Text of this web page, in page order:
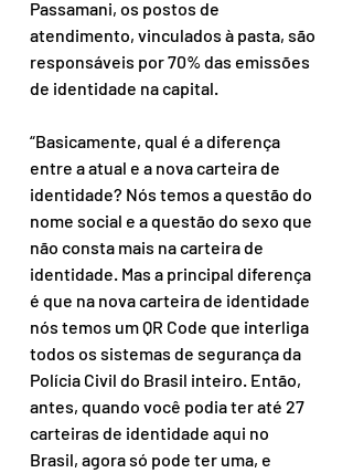
Passamani, os postos de
atendimento, vinculados à pasta, são
responsáveis por 70% das emissões
de identidade na capital.
“Basicamente, qual é a diferença
entre a atual e a nova carteira de
identidade? Nós temos a questão do
nome social e a questão do sexo que
não consta mais na carteira de
identidade. Mas a principal diferença
é que na nova carteira de identidade
nós temos um QR Code que interliga
todos os sistemas de segurança da
Polícia Civil do Brasil inteiro. Então,
antes, quando você podia ter até 27
carteiras de identidade aqui no
Brasil, agora só pode ter uma, e